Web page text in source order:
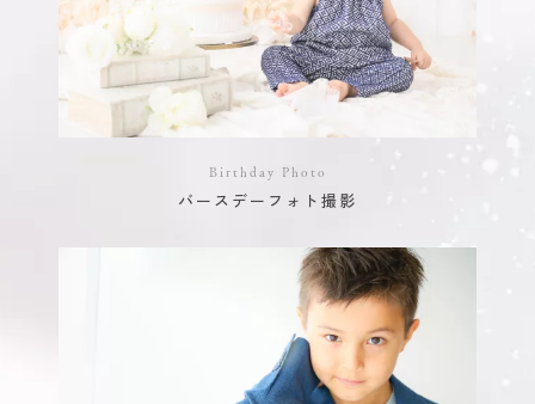
Birthday Photo
バースデーフォト撮影